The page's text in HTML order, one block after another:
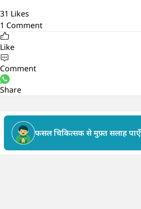
31 Likes
1 Comment
Like
Comment
Share
फसल चिकित्सक से मुफ़्त सलाह पाएँ